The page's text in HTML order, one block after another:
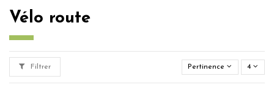
Vélo route
Filtrer Pertinence 4